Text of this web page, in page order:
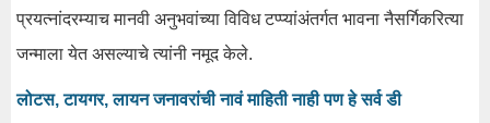
प्रयत्नांदरम्याच मानवी अनुभवांच्या विविध टप्प्यांअंतर्गत भावना नैसर्गिकरित्या
जन्माला येत असल्याचे त्यांनी नमूद केले.
लोटस, टायगर, लायन जनावरांची नावं माहिती नाही पण हे सर्व डी